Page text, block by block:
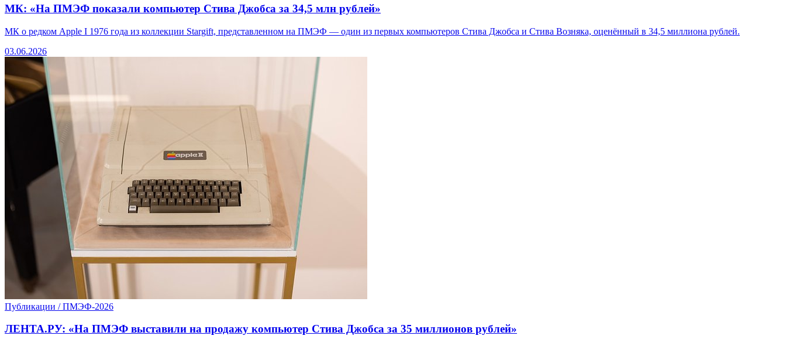
МК: «На ПМЭФ показали компьютер Стива Джобса за 34,5 млн рублей»
МК о редком Apple I 1976 года из коллекции Stargift, представленном на ПМЭФ — один из первых компьютеров Стива Джобса и Стива Возняка, оценённый в 34,5 миллиона рублей.
03.06.2026
Публикации / ПМЭФ-2026
ЛЕНТА.РУ: «На ПМЭФ выставили на продажу компьютер Стива Джобса за 35 миллионов рублей»